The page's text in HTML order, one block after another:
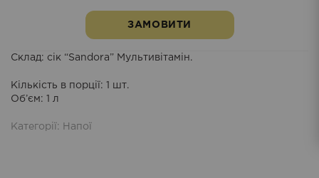
ЗАМОВИТИ
Склад: сік “Sandora” Мультивітамін.
Кількість в порції: 1 шт.
Об’єм: 1 л
Категорії: Напої